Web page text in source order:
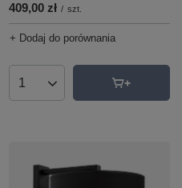
409,00 zł / szt.
+ Dodaj do porównania
Ilość produktów